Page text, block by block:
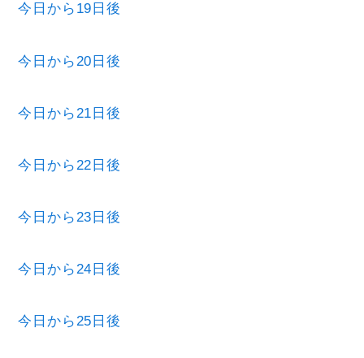
今日から19日後
今日から20日後
今日から21日後
今日から22日後
今日から23日後
今日から24日後
今日から25日後